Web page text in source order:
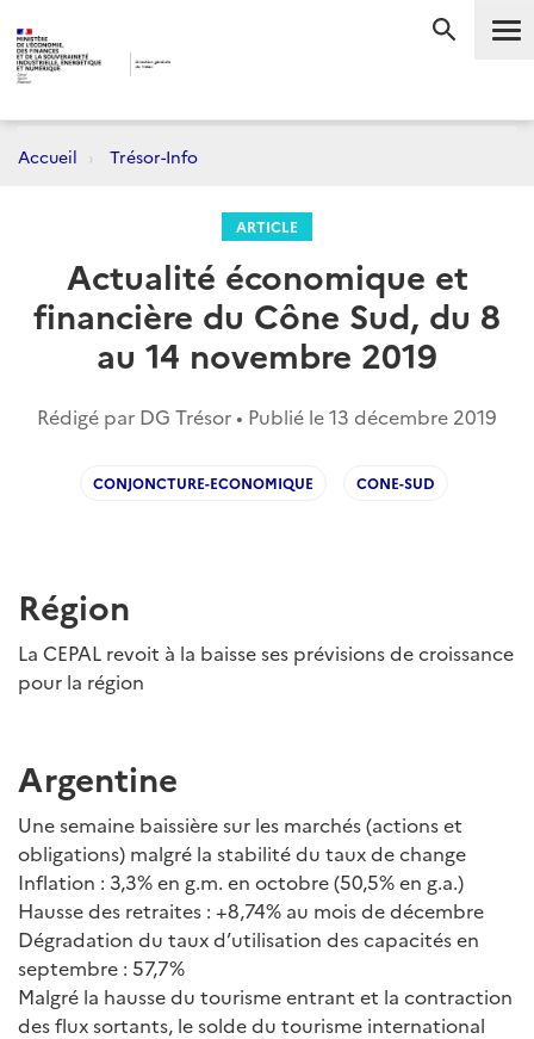
Accueil Trésor-Info
ARTICLE
Actualité économique et
financière du Cône Sud, du 8
au 14 novembre 2019
Rédigé par DG Trésor • Publié le13 décembre 2019
CONJONCTURE-ECONOMIQUE CONE-SUD
Région
La CEPAL revoit à la baisse ses prévisions de croissance
pour la région
Argentine
Une semaine baissière sur les marchés (actions et
obligations) malgré la stabilité du taux de change
Inflation : 3,3% en g.m. en octobre (50,5% en g.a.)
Hausse des retraites : +8,74% au mois de décembre
Dégradation du taux d’utilisation des capacités en
septembre : 57,7%
Malgré la hausse du tourisme entrant et la contraction
des flux sortants, le solde du tourisme international